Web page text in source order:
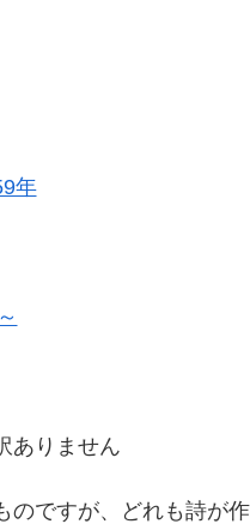
年
ありません
のですが、どれも詩が